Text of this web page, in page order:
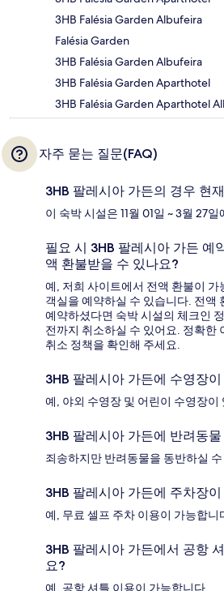
3HB Falésia Garden Albufeira
Falésia Garden
3HB Falésia Garden Albufeira
3HB Falésia Garden Aparthotel
3HB Falésia Garden Aparthotel
자주 묻는 질문(FAQ)
3HB 팔레시아 가든의 경우 현
이 숙박 시설은 11월 01일 ~ 3월 27
필요 시 3HB 팔레시아 가든 예
액 환불받을 수 있나요?
예, 저희 사이트에서 전액 환불이 가
객실을 예약하실 수 있습니다. 전액
예약하셨다면 숙박 시설의 체크인
전까지 취소하실 수 있어요. 정확한
취소 정책을 확인해 주세요.
3HB 팔레시아 가든에 수영장
예, 야외 수영장 및 어린이 수영장이
3HB 팔레시아 가든에 반려동
죄송하지만 반려동물을 동반하실
3HB 팔레시아 가든에 주차장
예, 무료 셀프 주차 이용이 가능합니
3HB 팔레시아 가든에서 공항
요?
예, 공항 셔틀 이용이 가능합니다.